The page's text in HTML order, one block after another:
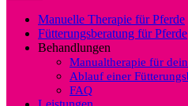
Manuelle Therapie für Pferde
Fütterungsberatung für Pferde
Behandlungen
Manualtherapie für
Ablauf einer
FAQ